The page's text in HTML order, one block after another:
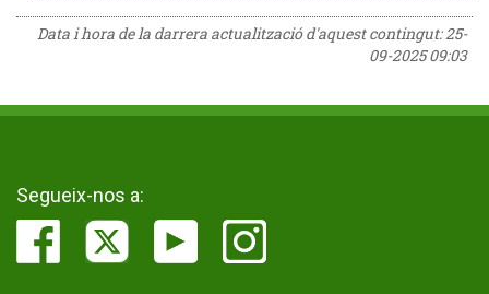
Data i hora de la darrera actualització d'aquest contingut:25-
09-2025 09:03
Segueix-nos a: